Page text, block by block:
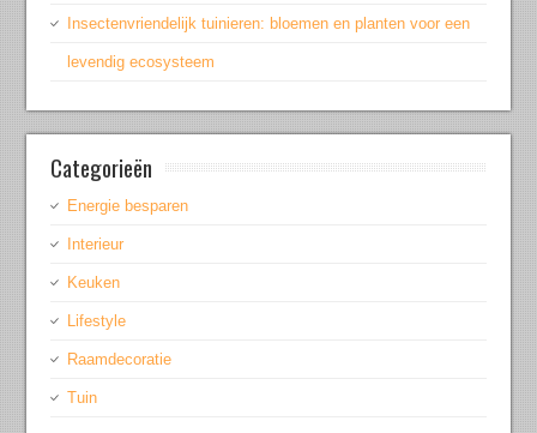
Insectenvriendelijk tuinieren: bloemen en planten voor een
levendig ecosysteem
Categorieën
Energie besparen
Interieur
Keuken
Lifestyle
Raamdecoratie
Tuin